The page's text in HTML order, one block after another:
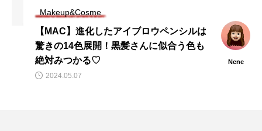
Makeup&Cosme
【MAC】進化したアイブロウペンシルは
驚きの14色展開！黒髪さんに似合う色も
絶対みつかる♡
Nene
2024.05.07